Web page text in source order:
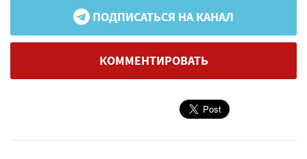
ПОДПИСАТЬСЯ НА КАНАЛ
КОММЕНТИРОВАТЬ